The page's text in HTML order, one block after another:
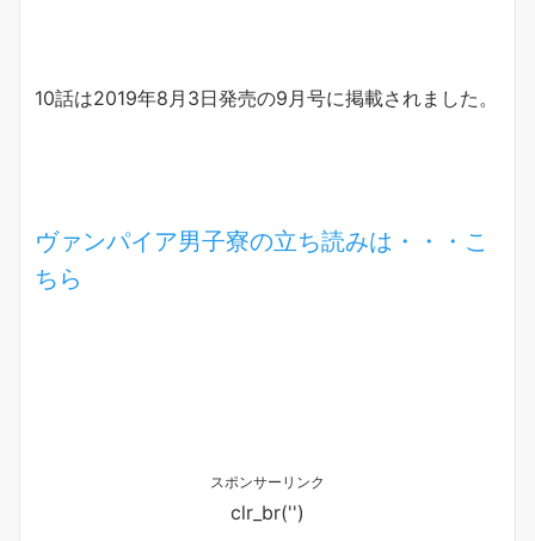
10話は2019年8月3日発売の9月号に掲載されました。
ヴァンパイア男子寮の立ち読みは・・・こ
ちら
スポンサーリンク
clr_br('')